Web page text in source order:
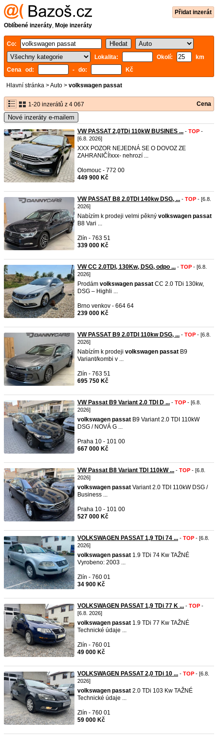
Přidat inzerát
Oblíbené inzeráty, Moje inzeráty
Co:
Lokalita:
Okolí:
km
Cena od:
- do: Kč
Hlavní stránka >Auto > volkswagen passat
1-20 inzerátů z 4 067 Cena
Nové inzeráty e-mailem
VW PASSAT 2,0TDi 110kW BUSINES ... - TOP -
[6.8. 2026]
XXX POZOR NEJEDNÁ SE O DOVOZ ZE
ZAHRANIČÍ!xxx- nehrozí ...
Olomouc - 772 00
449 900 Kč
VW PASSAT B8 2.0TDI 140kw DSG, ... - TOP - [6.8.
2026]
Nabízím k prodeji velmi pěkný volkswagen passat
B8 Vari ...
Zlín - 763 51
339 000 Kč
VW CC 2.0TDI, 130Kw, DSG, odpo ... - TOP - [6.8.
2026]
Prodám volkswagen passat CC 2.0 TDi 130kw,
DSG – Highli ...
Brno venkov - 664 64
239 000 Kč
VW PASSAT B9 2.0TDI 110kw DSG, ... - TOP - [6.8.
2026]
Nabízím k prodeji volkswagen passat B9
Variant/kombi v ...
Zlín - 763 51
695 750 Kč
VW Passat B9 Variant 2.0 TDI D ... - TOP - [6.8.
2026]
volkswagen passat B9 Variant 2.0 TDI 110kW
DSG / NOVÁ G ...
Praha 10 - 101 00
667 000 Kč
VW Passat B8 Variant TDI 110kW ... - TOP - [6.8.
2026]
volkswagen passat Variant 2.0 TDI 110kW DSG /
Business ...
Praha 10 - 101 00
527 000 Kč
VOLKSWAGEN PASSAT 1,9 TDi 74 ... - TOP - [6.8.
2026]
volkswagen passat 1.9 TDi 74 Kw TAŽNÉ
Vyrobeno: 2003 ...
Zlín - 760 01
34 900 Kč
VOLKSWAGEN PASSAT 1,9 TDi 77 K ... - TOP -
[6.8. 2026]
volkswagen passat 1.9 TDi 77 Kw TAŽNÉ
Technické údaje ...
Zlín - 760 01
49 000 Kč
VOLKSWAGEN PASSAT 2,0 TDi 10 ... - TOP - [6.8.
2026]
volkswagen passat 2.0 TDi 103 Kw TAŽNÉ
Technické údaje ...
Zlín - 760 01
59 000 Kč